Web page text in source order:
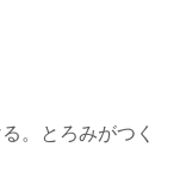
。とろみがつく